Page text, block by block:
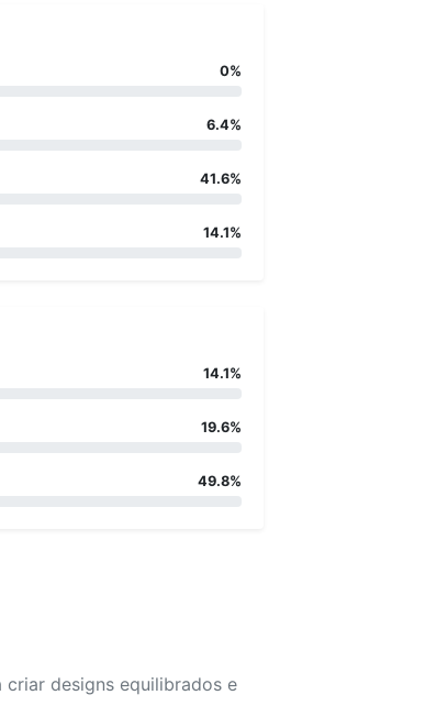
0%
6.4%
41.6%
14.1%
14.1%
19.6%
49.8%
criar designs equilibrados e